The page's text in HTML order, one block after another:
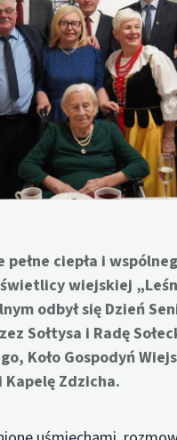
pełne ciepła i
wiejskiej
odbył się Dzień
Sołtysa i Radę
Koło Gospodyń
Kapelę Zdzicha.